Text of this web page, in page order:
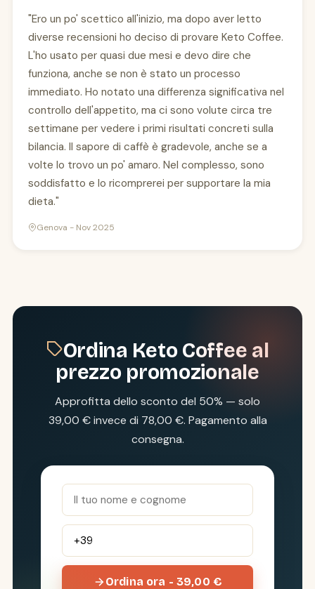
"Ero un po' scettico all'inizio, ma dopo aver letto
diverse recensioni ho deciso di provare Keto Coffee.
L'ho usato per quasi due mesi e devo dire che
funziona, anche se non è stato un processo
immediato. Ho notato una differenza significativa nel
controllo dell'appetito, ma ci sono volute circa tre
settimane per vedere i primi risultati concreti sulla
bilancia. Il sapore di caffè è gradevole, anche se a
volte lo trovo un po' amaro. Nel complesso, sono
soddisfatto e lo ricomprerei per supportare la mia
dieta."
Genova - Nov 2025
Ordina Keto Coffee al
prezzo promozionale
Approfitta dello sconto del 50% — solo
39,00 € invece di 78,00 €. Pagamento alla
consegna.
Ordina ora - 39,00 €